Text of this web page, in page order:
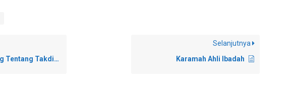
Buruk dan Takdir Baik
Selanjutnya
Karamah Ahli Ibadah